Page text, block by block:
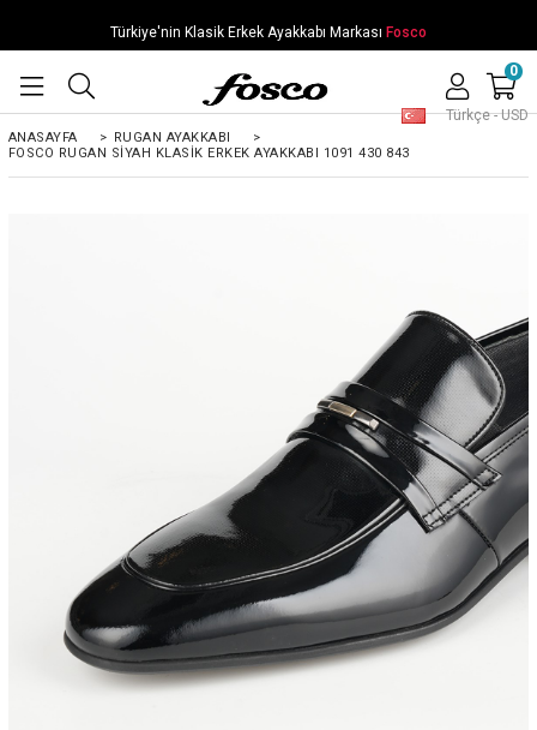
Türkiye'nin Klasik Erkek Ayakkabı Markası Fosco
Türkçe - USD
0
ANASAYFA > RUGAN AYAKKABI
>
FOSCO RUGAN SIYAH KLASIK ERKEK AYAKKABI 1091 430 843